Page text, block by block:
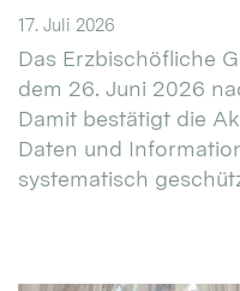
17. Juli 2026
Das Erzbischöfliche
dem 26. Juni 2026
Damit bestätigt die
Daten und
systematisch